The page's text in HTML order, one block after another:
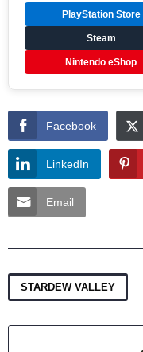
PlayStation Store
Steam
Nintendo eShop
Facebook
LinkedIn
Email
STARDEW VALLEY